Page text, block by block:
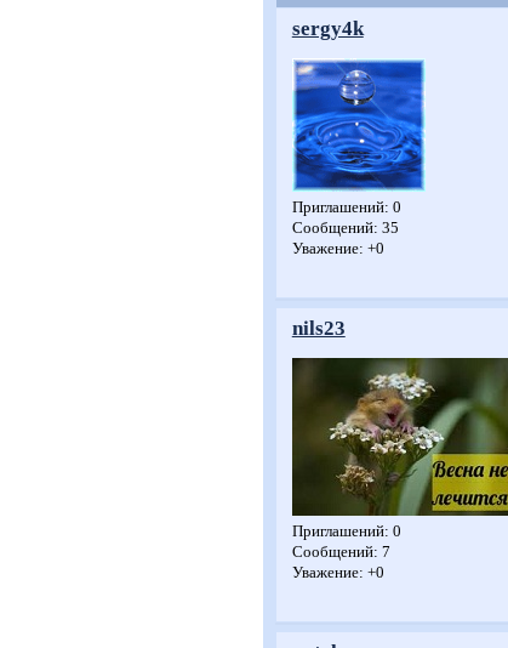
sergy4k
Приглашений: 0
Сообщений: 35
Уважение: +0
nils23
Приглашений: 0
Сообщений: 7
Уважение: +0